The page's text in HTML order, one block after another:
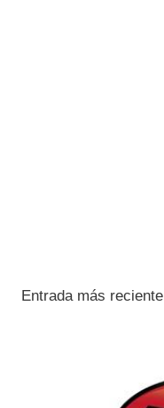
Entrada más reciente